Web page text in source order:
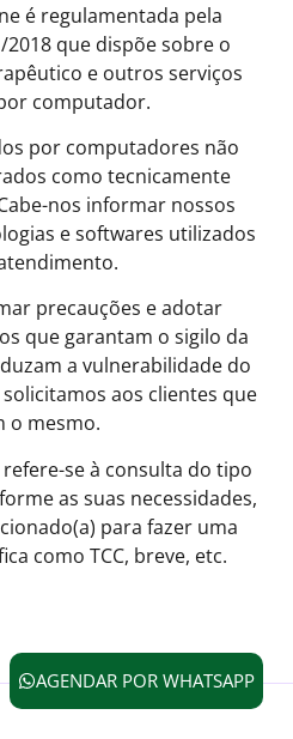
é regulamentada pela
2018 que dispõe sobre o
e outros serviços
computador.
por computadores não
como tecnicamente
nos informar nossos
e softwares utilizados
precauções e adotar
que garantam o sigilo da
a vulnerabilidade do
aos clientes que
o mesmo.
se à consulta do tipo
as suas necessidades,
para fazer uma
como TCC, breve, etc.
AGENDAR POR WHATSAPP